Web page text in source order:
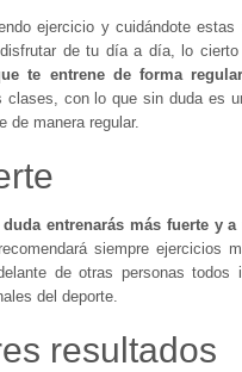
ejercicio y cuidándote estas
disfrutar de tu día a día, lo
te entrene de forma
con lo que sin duda es
de manera regular.
entrenarás más fuerte y
siempre ejercicios
de otras personas todos
del deporte.
resultados